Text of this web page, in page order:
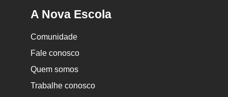
A Nova Escola
Comunidade
Fale conosco
Quem somos
Trabalhe conosco